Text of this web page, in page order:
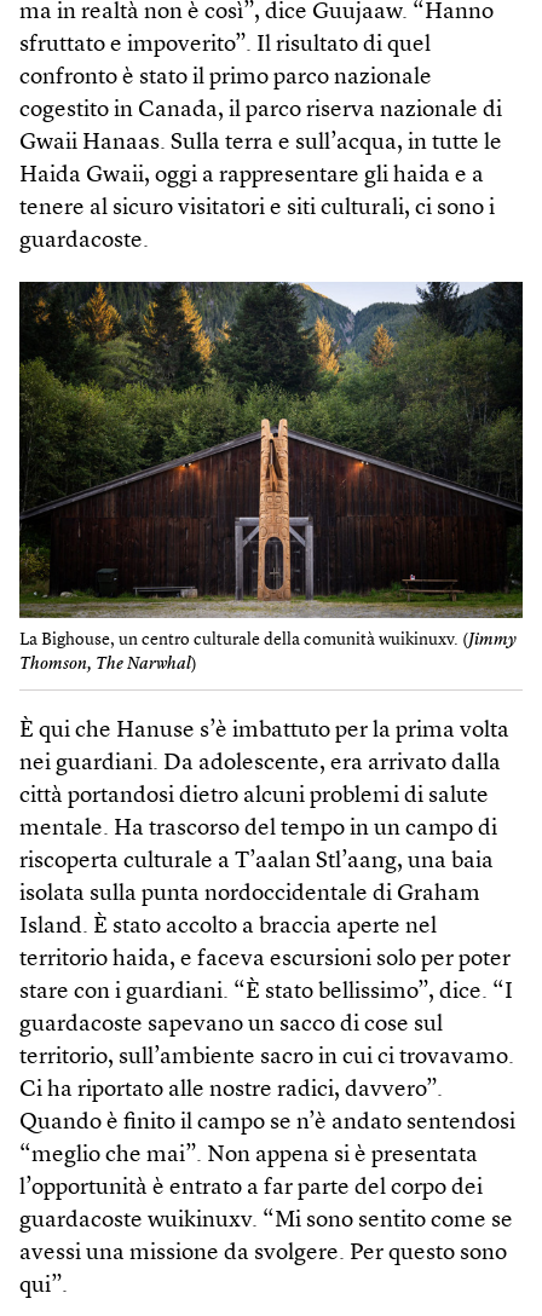
ma in realtà non è così”, dice Guujaaw. “Hanno
sfruttato e impoverito”. Il risultato di quel
confronto è stato il primo parco nazionale
cogestito in Canada, il parco riserva nazionale di
Gwaii Hanaas. Sulla terra e sull’acqua, in tutte le
Haida Gwaii, oggi a rappresentare gli haida e a
tenere al sicuro visitatori e siti culturali, ci sono i
guardacoste.
La Bighouse, un centro culturale della comunità wuikinuxv. (Jimmy
Thomson, The Narwhal)
È qui che Hanuse s’è imbattuto per la prima volta
nei guardiani. Da adolescente, era arrivato dalla
città portandosi dietro alcuni problemi di salute
mentale. Ha trascorso del tempo in un campo di
riscoperta culturale a T’aalan Stl’aang, una baia
isolata sulla punta nordoccidentale di Graham
Island. È stato accolto a braccia aperte nel
territorio haida, e faceva escursioni solo per poter
stare con i guardiani. “È stato bellissimo”, dice. “I
guardacoste sapevano un sacco di cose sul
territorio, sull’ambiente sacro in cui ci trovavamo.
Ci ha riportato alle nostre radici, davvero”.
Quando è finito il campo se n’è andato sentendosi
“meglio che mai”. Non appena si è presentata
l’opportunità è entrato a far parte del corpo dei
guardacoste wuikinuxv. “Mi sono sentito come se
avessi una missione da svolgere. Per questo sono
qui”.